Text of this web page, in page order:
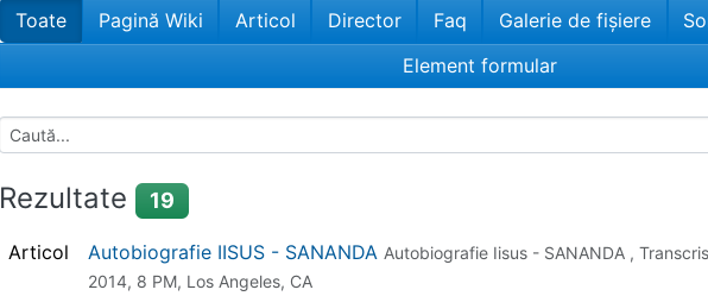
Toate Pagină Wiki Articol Director Faq Galerie de fișiere
Element formular
Rezultate 19
Articol Autobiografie IISUS - SANANDAAutobiografie Iisus - SANANDA ,
2014, 8 PM, Los Angeles, CA